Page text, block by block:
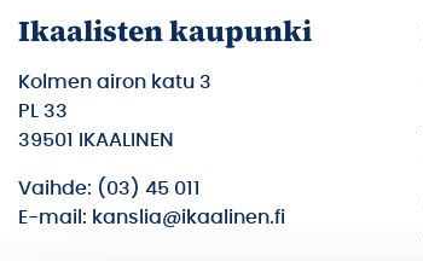
Ikaalisten kaupunki
Kolmen airon katu 3
PL 33
39501 IKAALINEN
Vaihde: (03) 45 011
E-mail: kanslia@ikaalinen.fi